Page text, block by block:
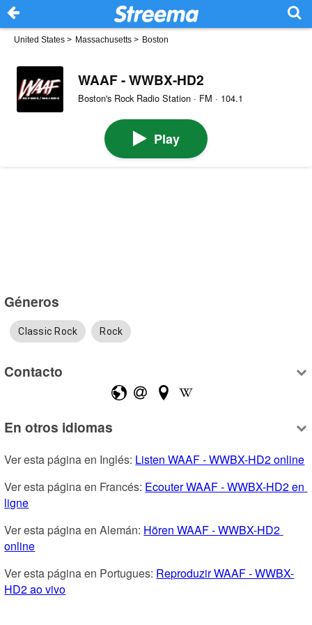
United States > Massachusetts > Boston
WAAF - WWBX-HD2
Boston's Rock Radio Station · FM · 104.1
Play
Géneros
Classic Rock Rock
Contacto
En otros idiomas
Ver esta página en Inglés: Listen WAAF - WWBX-HD2 online
Ver esta página en Francés: Ecouter WAAF - WWBX-HD2 en
ligne
Ver esta página en Alemán: Hören WAAF - WWBX-HD2
online
Ver esta página en Portugues: Reproduzir WAAF - WWBX-
HD2 ao vivo